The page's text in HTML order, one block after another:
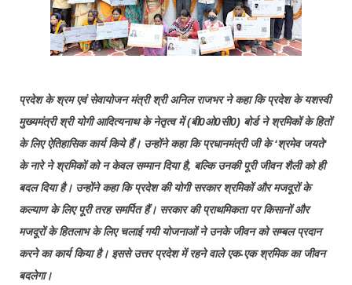
प्रदेश के श्रम एवं सेवायोजन मंत्री श्री अनिल राजभर ने कहा कि प्रदेश के यशस्वी
मुख्यमंत्री श्री योगी आदित्यनाथ के नेतृत्व में (बी0ओ0सी0) बोर्ड ने श्रमिकों के हितों
के लिए ऐतिहासिक कार्य किये हैं। उन्होंने कहा कि प्रधानमंत्री जी के ‘श्रमेव जयते‘
के नारे ने श्रमिकों को न केवल सम्मान दिया है, बल्कि उनकी पूरी जीवन शैली को ही
बदल दिया है। उन्होंने कहा कि प्रदेश की योगी सरकार श्रमिकों और मजदूरों के
कल्याण के लिए पूरी तरह समर्पित हैं। सरकार की प्राथमिकता पर किसानों और
मजदूरों के हितलाभ के लिए चलाई गयी योजनाओं ने उनके जीवन को सम्बल प्रदान
करने का कार्य किया है। इससे उत्तर प्रदेश में रहने वाले एक-एक श्रमिक का जीवन
बदलेगा।